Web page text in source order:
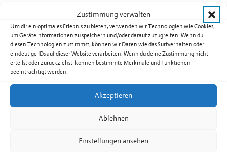
Zustimmung verwalten
Um dir ein optimales Erlebnis zu bieten, verwenden wir Technologien wie Cookies,
um Geräteinformationen zu speichern und/oder darauf zuzugreifen. Wenn du
diesen Technologien zustimmst, können wir Daten wie das Surfverhalten oder
eindeutige IDs auf dieser Website verarbeiten. Wenn du deine Zustimmung nicht
erteilst oder zurückziehst, können bestimmte Merkmale und Funktionen
beeinträchtigt werden.
Akzeptieren
Ablehnen
Einstellungen ansehen
Gemeinde Eschen-Nendeln
St. Martins-Ring 2, 9492 Eschen
Fürstentum Liechtenstein
+423 377 50 10